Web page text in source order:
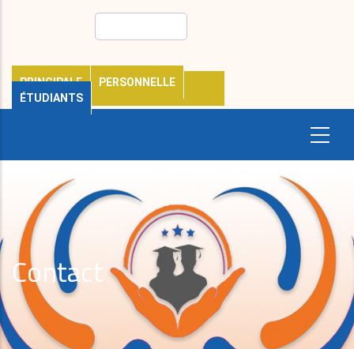
PRINCIPALE
PERSONNELLE
ÉTUDIANTS
Contact